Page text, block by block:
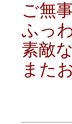
ご無
ふっ
素敵
また